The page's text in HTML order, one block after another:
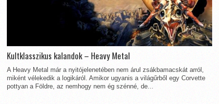
Kultklasszikus kalandok – Heavy Metal
A Heavy Metal már a nyitójelenetében nem árul zsákbamacskát arról,
miként vélekedik a logikáról. Amikor ugyanis a világűrből egy Corvette
pottyan a Földre, az nemhogy nem ég szénné, de...